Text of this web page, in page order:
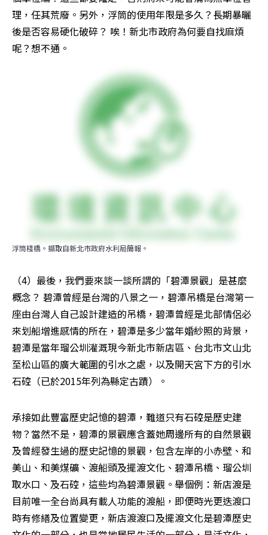
理，任其荒廢。另外，浮筒的使用年限是多久？長期暴曬
後是否容易硬化破碎？ 唉！新北市政府為何要自找麻煩
呢？想不通。
浮筒棧橋。擷取自新北市政府水利局簡報。
（4）最後，我們要來談一談所謂的「碧潭景觀」是甚麼
概念？ 碧潭曾經是台灣的八景之一，碧潭吊橋是台灣第一
座由台灣人自己設計建造的吊橋，碧潭曾經是北部情侶必
來划船增進感情的所在，碧潭是多少當年婚紗照的背景，
碧潭是當年瑠公圳灌溉現今新北市新店區、台北市文山北
至松山區的廣大範圍的引水之處，以及開天宮下方的引水
石硿（已於2015年列為縣定古蹟）。
承接如此豐富歷史記憶的碧潭，難道只有石硿是歷史建
物？當然不是，碧潭的景觀應含蓋她周邊所有的自然景觀
及曾經發生過的歷史記憶的景觀，包含左岸的小赤壁、和
美山、和美煤礦、渡船頭及擺渡文化、碧潭吊橋、瑠公圳
取水口、及石硿，這些均為碧潭景觀。舉個例：新店渡是
目前唯一全台尚具有載人功能的渡船，即便時光更迭渡口
時有修繕及位置變更，新店渡渡口及擺渡文化是碧潭歷史